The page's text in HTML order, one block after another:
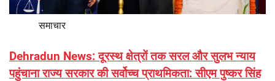
समाचार
Dehradun News: दूरस्थ क्षेत्रों तक सरल और सुलभ न्याय
पहुंचाना राज्य सरकार की सर्वोच्च प्राथमिकता: सीएम पुष्कर सिंह